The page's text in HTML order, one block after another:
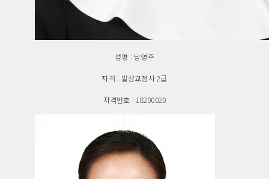
성명 : 남영주
자격 : 발성교정사 2급
자격번호 : 18200020